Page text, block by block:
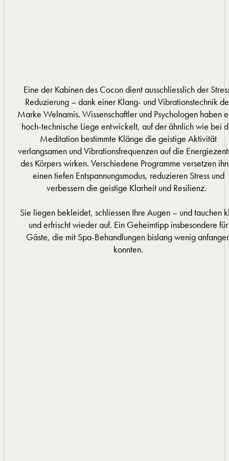
Eine der Kabinen des Cocon dient ausschliesslich der
Reduzierung – dank einer Klang- und Vibrationstechnik
Marke Welnamis. Wissenschaftler und Psychologen haben
hoch-technische Liege entwickelt, auf der ähnlich wie bei
Meditation bestimmte Klänge die geistige Aktivität
verlangsamen und Vibrationsfrequenzen auf die
des Körpers wirken. Verschiedene Programme versetzen
einen tiefen Entspannungsmodus, reduzieren Stress und
verbessern die geistige Klarheit und Resilienz.
Sie liegen bekleidet, schliessen Ihre Augen – und tauchen
und erfrischt wieder auf. Ein Geheimtipp insbesondere für
Gäste, die mit Spa-Behandlungen bislang wenig
konnten.